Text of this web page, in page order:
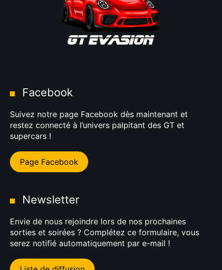
Facebook
Suivez notre page Facebook dès maintenant et
restez connecté à l’univers palpitant des GT et
supercars !
Page Facebook
Newsletter
Envie de nous rejoindre lors de nos prochaines
sorties et soirées ? Complétez ce formulaire, vous
serez notifié automatiquement par e-mail !